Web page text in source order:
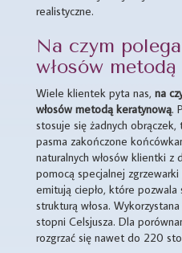
realistyczne.
Na czym
włosów
Wiele klientek pyta nas, na
włosów metodą keratynową.
stosuje się żadnych
pasma zakończone
naturalnych włosów klientki z
pomocą specjalnej
emitują ciepło, które pozwala
strukturą włosa.
stopni Celsjusza. Dla
rozgrzać się nawet do 220